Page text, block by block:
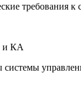
требования
и КА
системы